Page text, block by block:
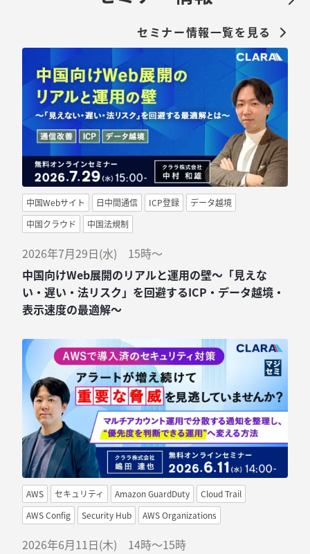
セミナー情報一覧を見る
中国Webサイト 日中間通信 ICP登録
データ越境
中国クラウド
中国法規制
2026年7月29日(水) 15時～
中国向けWeb展開のリアルと運用の壁〜「見えな
い・遅い・法リスク」を回避するICP・データ越境・
表示速度の最適解〜
AWS セキュリティ Amazon GuardDuty
Cloud Trail
AWS Config
Security Hub AWS Organizations
2026年6月11日(木) 14時～15時